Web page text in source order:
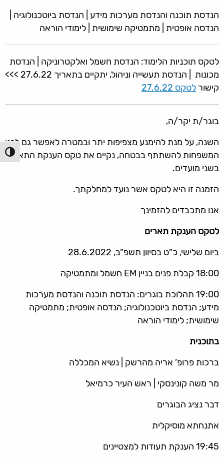
הפעל/
הנדסת תוכנה והנדסת מערכות מידע | הנדסת ביוטכנולוגיה |
הנדסה אופטית | מתמטיקה שימושית | לימודי הוראה
לטקס תוכניות הלימוד: הנדסת חשמל ואלקטרוניקה | הנדסת
מכונות | הנדסת תעשייה וניהול, יתקיים בתאריך 27.6.22 >>>
קישור לטקס 27.6.22
בוגר/ת יקר/ה,
השנה, על מנת להימנע מצפיפות יתר ובמטרה לאפשר גם לבני
המשפחות להשתתף בבטחה, נקיים את טקס הענקת התארים
בשני מועדים.
הזמנה זו היא לטקס אשר נועד למחלקתך.
אנו מתכבדים להזמינך
לטקס הענקת תארים
ביום שלישי, כ”ט בסיוון תשפ”ב, 28.6.2022
18:00 קבלת פנים בניין EM חשמל ומתמטיקה
19:00 תהלוכת בוגרים: הנדסת תוכנה והנדסת מערכות
מידע; הנדסת ביוטכנולוגיה; הנדסה אופטית; מתמטיקה
שימושית; לימודי הוראה
בתוכנית
ברכות פרופ’ אריה מהרשק | נשיא המכללה
מר משה קונינסקי | ראש העיר כרמיאל
דבר נציג הבוגרים
אתנחתא מוסיקלית
19:45 הענקת תעודות למצטיינים